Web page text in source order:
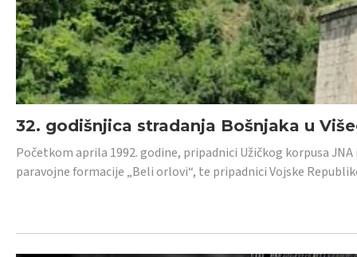
32. godišnjica stradanja Bošnjaka u
Početkom aprila 1992. godine, pripadnici Užičkog korpusa
paravojne formacije „Beli orlovi“, te pripadnici Vojske